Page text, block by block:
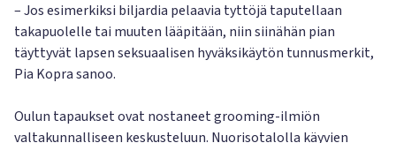
– Jos esimerkiksi biljardia pelaavia tyttöjä taputellaan
takapuolelle tai muuten lääpitään, niin siinähän pian
täyttyvät lapsen seksuaalisen hyväksikäytön tunnusmerkit,
Pia Kopra sanoo.
Oulun tapaukset ovat nostaneet grooming-ilmiön
valtakunnalliseen keskusteluun. Nuorisotalolla käyvien